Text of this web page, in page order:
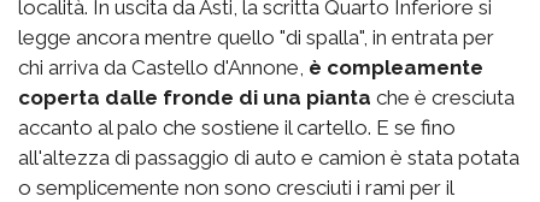
località. In uscita da Asti, la scritta Quarto Inferiore si
legge ancora mentre quello "di spalla", in entrata per
chi arriva da Castello d'Annone, è compleamente
coperta dalle fronde di una pianta che è cresciuta
accanto al palo che sostiene il cartello. E se fino
all'altezza di passaggio di auto e camion è stata potata
o semplicemente non sono cresciuti i rami per il